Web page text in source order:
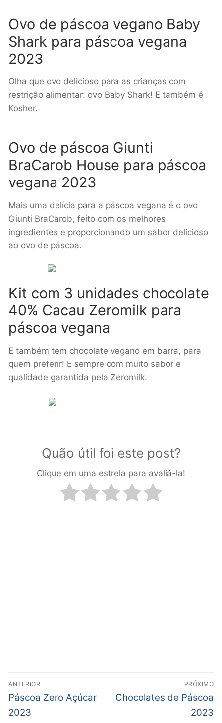
Ovo de páscoa vegano Baby
Shark para páscoa vegana
2023
Olha que ovo delicioso para as crianças com
restrição alimentar: ovo Baby Shark! E também é
Kosher.
Ovo de páscoa Giunti
BraCarob House para páscoa
vegana 2023
Mais uma delícia para a páscoa vegana é o ovo
Giunti BraCarob, feito com os melhores
ingredientes e proporcionando um sabor delicioso
ao ovo de páscoa.
Kit com 3 unidades chocolate
40% Cacau Zeromilk para
páscoa vegana
E também tem chocolate vegano em barra, para
quem preferir! E sempre com muito sabor e
qualidade garantida pela Zeromilk.
Quão útil foi este post?
Clique em uma estrela para avaliá-la!
ANTERIOR
Páscoa Zero Açúcar
2023
PRÓXIMO
Chocolates de Páscoa
2023